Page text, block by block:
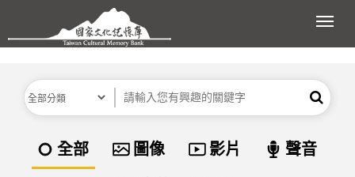
跳到主要內容區塊
展
分類 關鍵字 搜尋
資料類型
全部 圖像 影片 聲音